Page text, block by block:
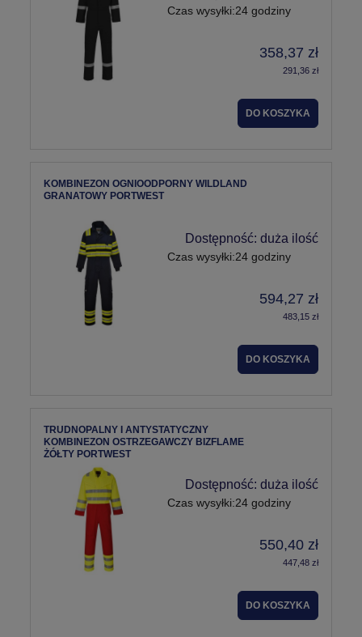
Czas wysyłki:24 godziny
358,37 zł
291,36 zł
DO KOSZYKA
KOMBINEZON OGNIOODPORNY WILDLAND
GRANATOWY PORTWEST
Dostępność: duża ilość
Czas wysyłki:24 godziny
594,27 zł
483,15 zł
DO KOSZYKA
TRUDNOPALNY I ANTYSTATYCZNY
KOMBINEZON OSTRZEGAWCZY BIZFLAME
ŻÓŁTY PORTWEST
Dostępność: duża ilość
Czas wysyłki:24 godziny
550,40 zł
447,48 zł
DO KOSZYKA